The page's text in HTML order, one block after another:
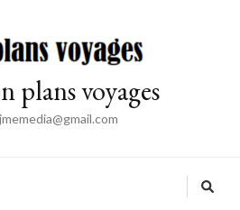
plans voyages